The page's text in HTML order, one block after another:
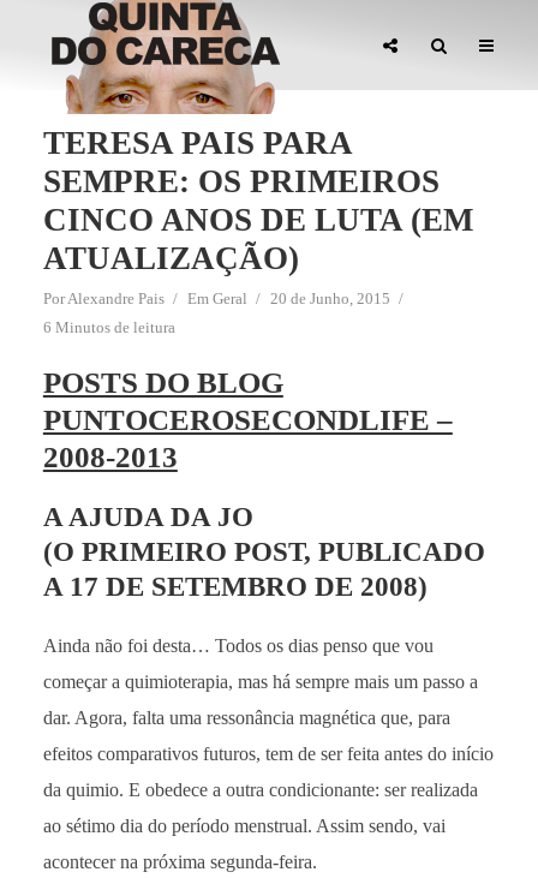
TERESA PAIS PARA
SEMPRE: OS PRIMEIROS
CINCO ANOS DE LUTA (EM
ATUALIZAÇÃO)
PorAlexandre Pais Em Geral
20 de Junho, 2015
6 Minutos de leitura
POSTS DO BLOG
PUNTOCEROSECONDLIFE –
2008-2013
A AJUDA DA JO
(O PRIMEIRO POST, PUBLICADO
A 17 DE SETEMBRO DE 2008)
Ainda não foi desta… Todos os dias penso que vou
começar a quimioterapia, mas há sempre mais um passo a
dar. Agora, falta uma ressonância magnética que, para
efeitos comparativos futuros, tem de ser feita antes do início
da quimio. E obedece a outra condicionante: ser realizada
ao sétimo dia do período menstrual. Assim sendo, vai
acontecer na próxima segunda-feira.